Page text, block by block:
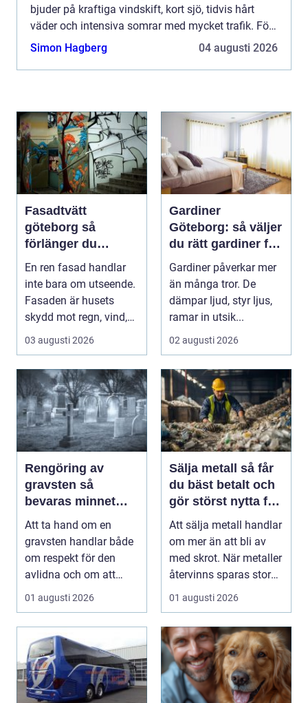
bjuder på kraftiga vindskift, kort sjö, tidvis hårt
väder och intensiva somrar med mycket trafik. För
den som vill segla tryggt, bekvämt och gärna lite ...
Simon Hagberg 04 augusti 2026
Fasadtvätt
göteborg så
förlänger du
fasadens livslängd
En ren fasad handlar
inte bara om utseende.
Fasaden är husets
skydd mot regn, vind,
avgaser och påvä...
03 augusti 2026
Gardiner
Göteborg: så väljer
du rätt gardiner för
hem och offentlig
miljö
Gardiner påverkar mer
än många tror. De
dämpar ljud, styr ljus,
ramar in utsik...
02 augusti 2026
Rengöring av
gravsten så
bevaras minnet
och stenen håller
Att ta hand om en
gravsten handlar både
om respekt för den
avlidna och om att
bevara en viktig plats...
01 augusti 2026
Sälja metall så får
du bäst betalt och
gör störst nytta för
miljön
Att sälja metall handlar
om mer än att bli av
med skrot. När metaller
återvinns sparas stora
mängder...
01 augusti 2026